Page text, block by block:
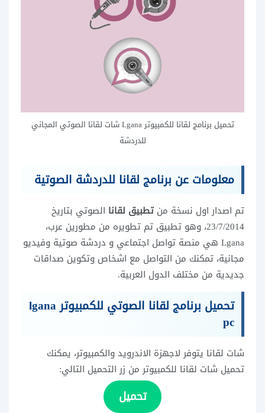
تحميل برنامج لقانا للكمبيوتر Lgana شات لقانا الصوتي المجاني
للدردشة
معلومات عن برنامج لقانا للدردشة الصوتية
تم اصدار اول نسخة من تطبيق لقانا الصوتي بتاريخ
23/7/2014، وهو تطبيق تم تطويره من مطورين عرب،
Lgana هي منصة تواصل اجتماعي و دردشة صوتية وفيديو
مجانية، تمكنك من التواصل مع اشخاص وتكوين صداقات
جديدية من مختلف الدول العربية.
تحميل برنامج لقانا الصوتي للكمبيوترlgana
pc
شات لقانا يتوفر لاجهزة الاندرويد والكمبيوتر، يمكنك
تحميل شات لقانا للكمبيوتر من زر التحميل التالي:
تحميل